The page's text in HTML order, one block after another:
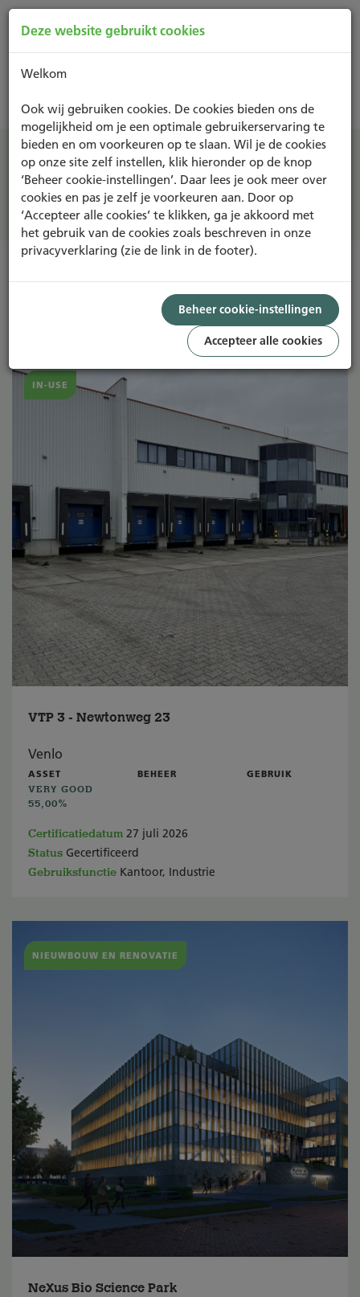
Projecten
Filter
Lijst Kaart
IN-USE
VTP 3 - Newtonweg 23
Venlo
ASSET
VERY GOOD
55,00%
BEHEER GEBRUIK
Certificatiedatum 27 juli 2026
Status Gecertificeerd
Gebruiksfunctie Kantoor, Industrie
NIEUWBOUW EN RENOVATIE
NeXus Bio Science Park
Deze website gebruikt cookies
Welkom
Ook wij gebruiken cookies. De cookies bieden ons de
mogelijkheid om je een optimale gebruikerservaring te
bieden en om voorkeuren op te slaan. Wil je de cookies
op onze site zelf instellen, klik hieronder op de knop
‘Beheer cookie-instellingen’. Daar lees je ook meer over
cookies en pas je zelf je voorkeuren aan. Door op
‘Accepteer alle cookies’ te klikken, ga je akkoord met
het gebruik van de cookies zoals beschreven in onze
privacyverklaring (zie de link in de footer).
Beheer cookie-instellingen
Accepteer alle cookies